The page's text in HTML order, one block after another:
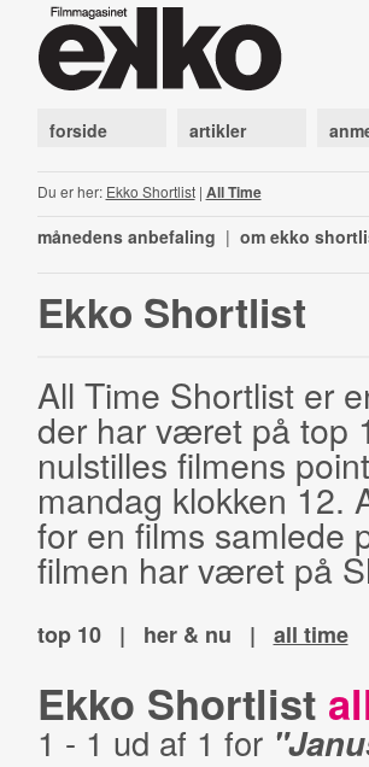
forside artikler
Du er her: Ekko Shortlist| All Time
månedens anbefaling | om ekko
Ekko Shortlist
All Time Shortlist er
der har været på top
nulstilles filmens
mandag klokken 12.
for en films samlede
filmen har været på
top 10 | her & nu | all time
Ekko Shortlist
1 - 1 ud af 1 for